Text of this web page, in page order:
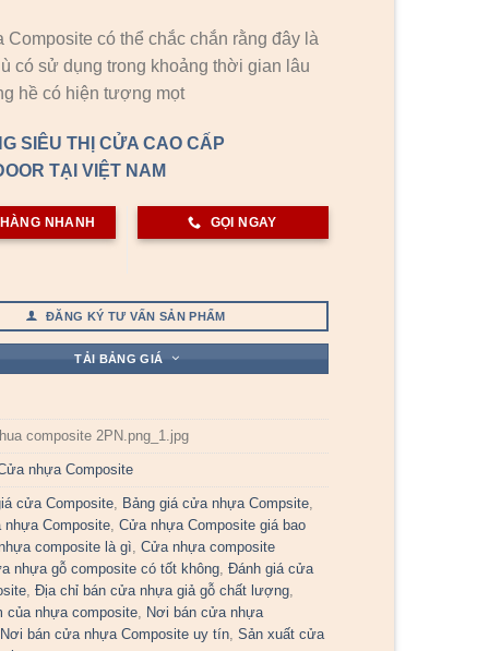
Composite có thể chắc chắn rằng đây là
có sử dụng trong khoảng thời gian lâu
hề có hiện tượng mọt
SIÊU THỊ CỬA CAO CẤP
TẠI VIỆT NAM
NHANH GỌI NGAY
ĐĂNG KÝ TƯ VẤN SẢN PHẨM
TẢI BẢNG GIÁ
composite 2PN.png_1.jpg
nhựa Composite
cửa Composite, Bảng giá cửa nhựa Compsite,
nhựa Composite,Cửa nhựa Composite giá bao
composite là gì,Cửa nhựa composite
nhựa gỗ composite có tốt không,Đánh giá cửa
,Địa chỉ bán cửa nhựa giả gỗ chất lượng,
của nhựa composite, Nơi bán cửa nhựa
Nơi bán cửa nhựa Composite uy tín,Sản xuất cửa